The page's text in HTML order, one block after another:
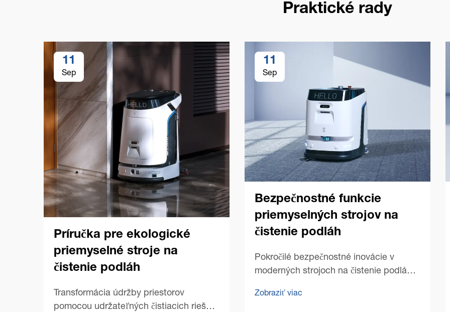
Praktické rady
11
Sep
Príručka pre ekologické
priemyselné stroje na
čistenie podláh
Transformácia údržby priestorov
pomocou udržateľných čistiacich riešení
11
Sep
Bezpečnostné funkcie
priemyselných strojov na
čistenie podláh
Pokročilé bezpečnostné inovácie v
moderných strojoch na čistenie podláh
podláh priniesol bezprecedentnú
Zobraziť viac